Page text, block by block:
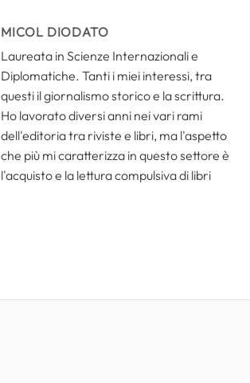
MICOL DIODATO
Laureata in Scienze Internazionali e
Diplomatiche. Tanti i miei interessi, tra
questi il giornalismo storico e la scrittura.
Ho lavorato diversi anni nei vari rami
dell'editoria tra riviste e libri, ma l'aspetto
che più mi caratterizza in questo settore è
l'acquisto e la lettura compulsiva di libri